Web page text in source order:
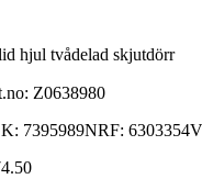
hjul tvådelad skjutdörr
Z0638980
7395989NRF: